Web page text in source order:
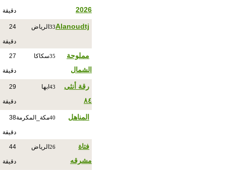
2026
دقيقة
Alanoudtj
33 الرياض 24
دقيقة
مملوحة
الشمال
35سكاكا 27
دقيقة
رقة أنثى
٨٤
43 ابها 29
دقيقة
المناهل 40مكة_المكرمة38
دقيقة
فتاة
مشرقه
26 الرياض 44
دقيقة